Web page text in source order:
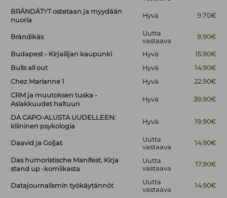
BRÄNDÄTYT ostetaan ja myydään
nuoria
Hyvä 9.70€
Brändikäs
Uutta
vastaava
9.90€
Budapest - Kirjailijan kaupunki Hyvä
15.90€
Bulls all out
Hyvä
14.90€
Chez Marianne 1
Hyvä
22.90€
CRM ja muutoksen tuska -
Asiakkuudet haltuun
Hyvä 39.90€
DA CAPO-ALUSTA UUDELLEEN:
kliininen psykologia
Hyvä 19.90€
Daavid ja Goljat
Uutta
vastaava
14.90€
Das humoristische Manifest. Kirja
stand up -komiikasta
Uutta
vastaava
17.90€
Datajournalismin työkäytännöt
Uutta
vastaava
14.90€